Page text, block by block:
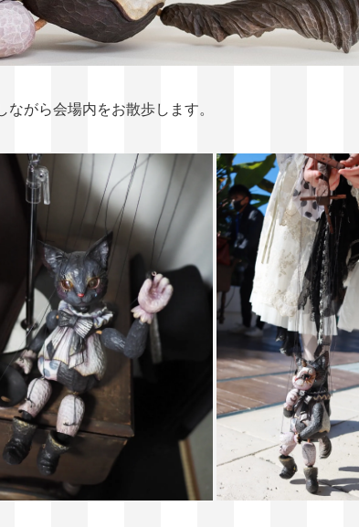
がら会場内をお散歩します。